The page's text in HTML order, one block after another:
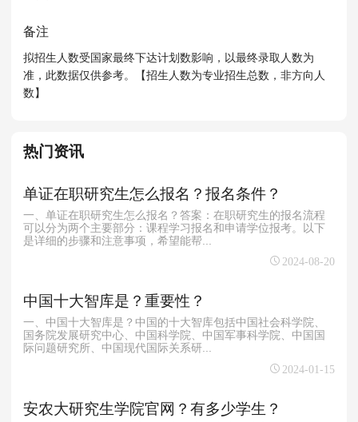
备注
拟招生人数受国家最终下达计划数影响，以最终录取人数为
准，此数据仅供参考。【招生人数为专业招生总数，非方向人
数】
热门资讯
单证在职研究生怎么报名？报名条件？
一、单证在职研究生怎么报名？答案：在职研究生的报名流程
可以分为两个主要部分：课程学习报名和申请学位报考。以下
是详细的步骤和注意事项，希望能帮...
2024-08-20
中国十大智库是？重要性？
一、中国十大智库是？中国的十大智库包括中国社会科学院、
国务院发展研究中心、中国科学院、中国军事科学院、中国国
际问题研究所、中国现代国际关系研...
2024-01-15
安农大研究生学院官网？有多少学生？